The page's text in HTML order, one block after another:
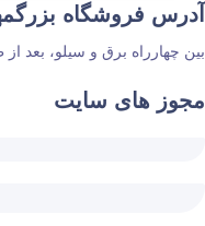
آدرس فروشگاه
بین چهارراه برق و سیلو، بعد از
مجوز های سایت